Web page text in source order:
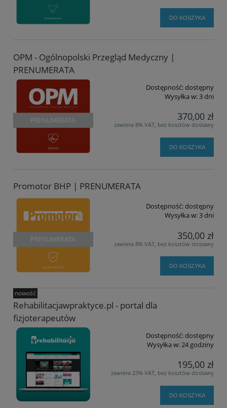
DO KOSZYKA
OPM - Ogólnopolski Przegląd Medyczny |
PRENUMERATA
Dostępność:dostępny
Wysyłka w:3 dni
370,00 zł
zawiera 8% VAT, bez kosztów dostawy
DO KOSZYKA
Promotor BHP | PRENUMERATA
Dostępność:dostępny
Wysyłka w:3 dni
350,00 zł
zawiera 8% VAT, bez kosztów dostawy
DO KOSZYKA
Rehabilitacjawpraktyce.pl - portal dla
fizjoterapeutów
Dostępność:dostępny
Wysyłka w:24 godziny
195,00 zł
zawiera 23% VAT, bez kosztów dostawy
DO KOSZYKA
nowość